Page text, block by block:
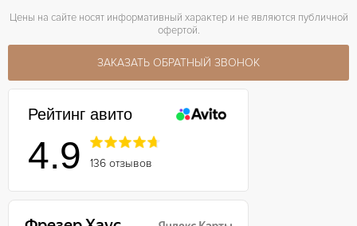
Цены на сайте носят информативный характер и не являются публичной
офертой.
ЗАКАЗАТЬ ОБРАТНЫЙ ЗВОНОК
Рейтинг авито
4.9 136 отзывов